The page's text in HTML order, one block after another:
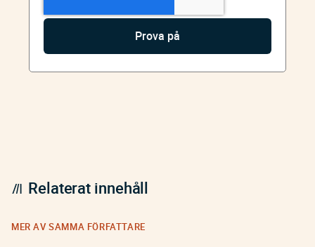
Relaterat innehåll
MER AV SAMMA FÖRFATTARE